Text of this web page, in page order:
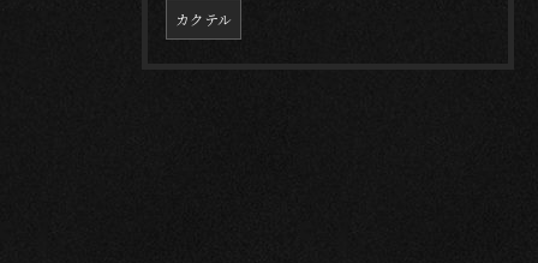
カクテル